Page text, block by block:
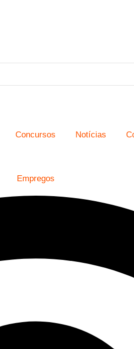
Concursos Notícias
Empregos